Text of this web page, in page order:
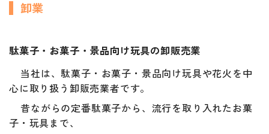
卸業
駄菓子・お菓子・景品向け玩具の卸販売業
当社は、駄菓子・お菓子・景品向け玩具や花火を中
心に取り扱う卸販売業者です。
昔ながらの定番駄菓子から、流行を取り入れたお菓
子・玩具まで、